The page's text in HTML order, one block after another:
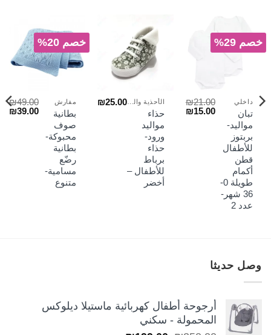
خصم 29%
داخلي
تبان
مواليد-
بربتوز
للأطفال
قطن
أكمام
طويلة 0-
36 شهر-
عدد 2
₪21.00
السعر₪15.00
الحالي
الأحذية والجرابات
حذاء
مواليد
ورود-
حذاء
برباط
للأطفال –
أخضر
₪25.00
خصم 20%
مفارش
بطانية
صوف
محبوكة-
بطانية
رضّع
مسامية-
متنوع
₪49.00
السعر₪39.00
وصل حديثا
أرجوحة أطفال كهربائية ماستيلا ديلوكس
المحمولة - سكني